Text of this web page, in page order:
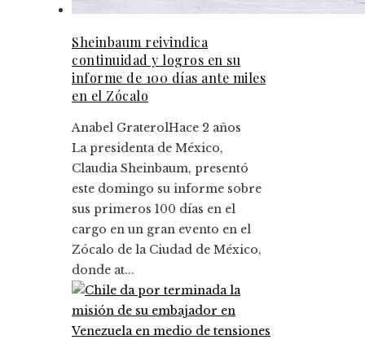
Sheinbaum reivindica
continuidad y logros en su
informe de 100 días ante miles
en el Zócalo
Anabel GraterolHace 2 años
La presidenta de México,
Claudia Sheinbaum, presentó
este domingo su informe sobre
sus primeros 100 días en el
cargo en un gran evento en el
Zócalo de la Ciudad de México,
donde at...